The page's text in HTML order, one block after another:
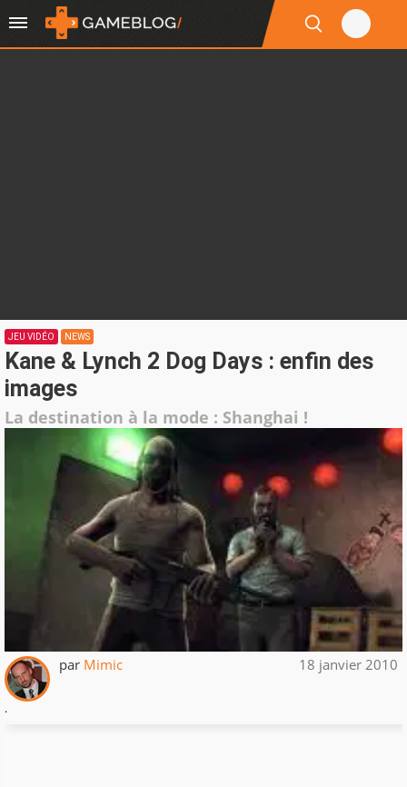
JEU VIDÉO NEWS
Kane & Lynch 2 Dog Days : enfin des
images
La destination à la mode : Shanghai !
par Mimic 18 janvier 2010
.